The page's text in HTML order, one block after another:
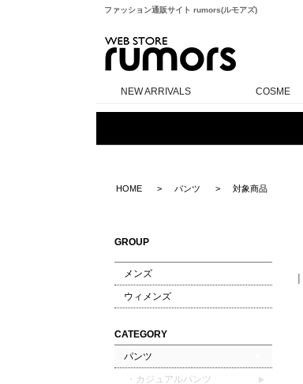
ファッション通販サイト rumors(ルモアズ)
NEW ARRIVALS COSME
HOME パンツ 対象商品
GROUP
メンズ
ウィメンズ
CATEGORY
パンツ
・カジュアルパンツ